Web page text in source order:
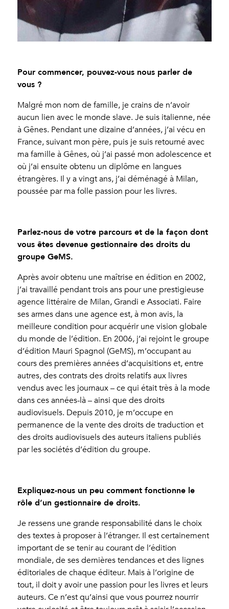
Pour commencer, pouvez-vous nous parler de
vous ?
Malgré mon nom de famille, je crains de n’avoir
aucun lien avec le monde slave. Je suis italienne, née
à Gênes. Pendant une dizaine d’années, j’ai vécu en
France, suivant mon père, puis je suis retourné avec
ma famille à Gênes, où j’ai passé mon adolescence et
où j’ai ensuite obtenu un diplôme en langues
étrangères. Il y a vingt ans, j’ai déménagé à Milan,
poussée par ma folle passion pour les livres.
Parlez-nous de votre parcours et de la façon dont
vous êtes devenue gestionnaire des droits du
groupe GeMS.
Après avoir obtenu une maîtrise en édition en 2002,
j’ai travaillé pendant trois ans pour une prestigieuse
agence littéraire de Milan, Grandi e Associati. Faire
ses armes dans une agence est, à mon avis, la
meilleure condition pour acquérir une vision globale
du monde de l’édition. En 2006, j’ai rejoint le groupe
d’édition Mauri Spagnol (GeMS), m’occupant au
cours des premières années d’acquisitions et, entre
autres, des contrats des droits relatifs aux livres
vendus avec les journaux – ce qui était très à la mode
dans ces années-là – ainsi que des droits
audiovisuels. Depuis 2010, je m’occupe en
permanence de la vente des droits de traduction et
des droits audiovisuels des auteurs italiens publiés
par les sociétés d’édition du groupe.
Expliquez-nous un peu comment fonctionne le
rôle d’un gestionnaire de droits.
Je ressens une grande responsabilité dans le choix
des textes à proposer à l’étranger. Il est certainement
important de se tenir au courant de l’édition
mondiale, de ses dernières tendances et des lignes
éditoriales de chaque éditeur. Mais à l’origine de
tout, il doit y avoir une passion pour les livres et leurs
auteurs. Ce n’est qu’ainsi que vous pourrez nourrir